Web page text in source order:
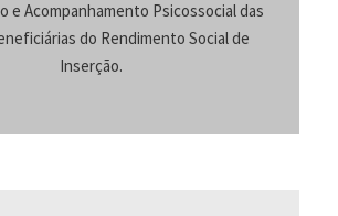
e Acompanhamento Psicossocial das
do Rendimento Social de
Inserção.